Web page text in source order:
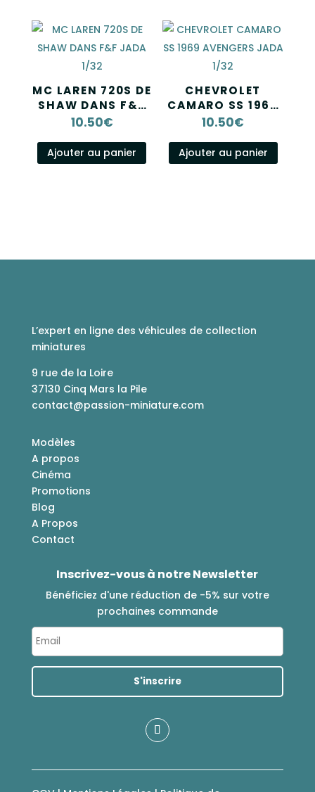
MC LAREN 720S DE
SHAW DANS F&F
JADA 1/32
10.50€
Ajouter au panier
CHEVROLET
CAMARO SS 1969
AVENGERS JADA
10.50€
Ajouter au panier
L’expert en ligne des véhicules de collection
miniatures
9 rue de la Loire
37130 Cinq Mars la Pile
contact@passion-miniature.com
Modèles
A propos
Cinéma
Promotions
Blog
A Propos
Contact
Inscrivez-vous à notre Newsletter
Bénéficiez d'une réduction de -5% sur votre
prochaines commande